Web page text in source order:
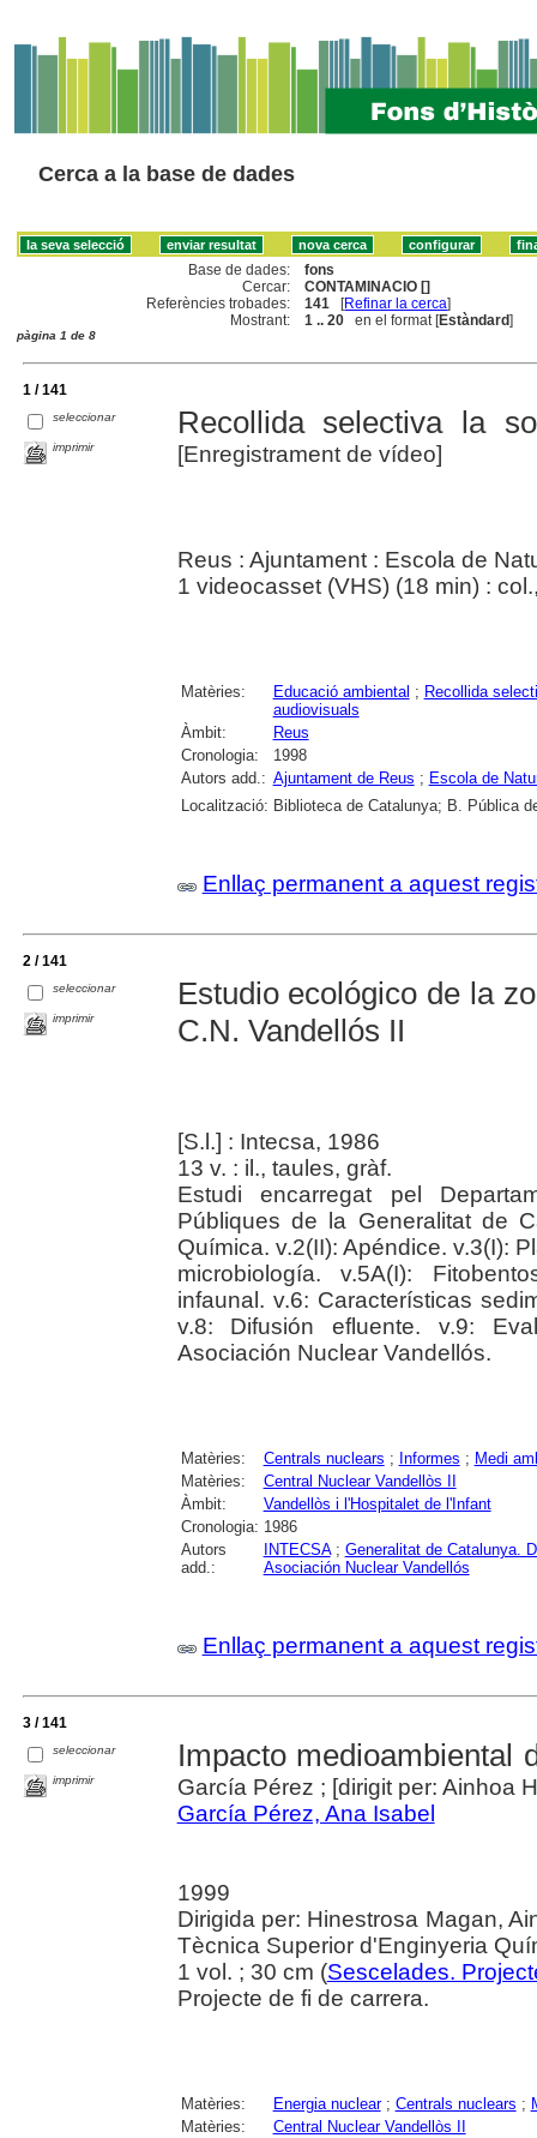
Cerca a la base de dades
Base de dades:
fons
Cercar:
CONTAMINACIO []
Referències trobades:
141 [Refinar la cerca]
Mostrant:
1 .. 20 en el format [Estàndard]
pàgina 1 de 8
1 / 141
seleccionar
imprimir
Recollida selectiva la
[Enregistrament de vídeo]
Reus : Ajuntament : Escola de
1 videocasset (VHS) (18 min) :
Matèries: Educació ambiental ; Recollida
audiovisuals
Àmbit:
Reus
Cronologia:
1998
Autors add.: Ajuntament de Reus ; Escola de
Localització: Biblioteca de Catalunya; B. Pública
Enllaç permanent a aquest
2 / 141
seleccionar
imprimir
Estudio ecológico de la
C.N. Vandellós II
[S.l.] : Intecsa, 1986
13 v. : il., taules, gràf.
Estudi encarregat pel
Públiques de la Generalitat de
Química. v.2(II): Apéndice. v.3(I):
microbiología. v.5A(I):
infaunal. v.6: Características
v.8: Difusión efluente. v.9:
Asociación Nuclear Vandellós.
Matèries: Centrals nuclears ; Informes ; Medi
Matèries:
Central Nuclear Vandellòs II
Àmbit:
Vandellòs i l'Hospitalet de l'Infant
Cronologia: 1986
Autors
add.:
INTECSA; Generalitat de Catalunya.
Asociación Nuclear Vandellós
Enllaç permanent a aquest
3 / 141
seleccionar
imprimir
Impacto medioambiental
García Pérez ; [dirigit per: Ainhoa
García Pérez, Ana Isabel
1999
Dirigida per: Hinestrosa Magan,
Tècnica Superior d'Enginyeria
1 vol. ; 30 cm (Sescelades.
Projecte de fi de carrera.
Matèries: Energia nuclear; Centrals nuclears ;
Matèries:
Central Nuclear Vandellòs II